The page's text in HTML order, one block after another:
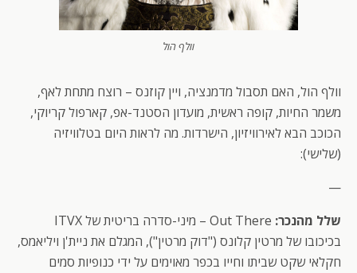
וולף הול
וולף הול, האם תסבול מדמנציה, ויין קוזנס – רוצח מתחת לאף,
משמר החיות, קופה ראשית, מועדון הסטנד-אפ, קארפול קריוקי,
הכוכב הבא לאירוויזיון, הישרדות. מה לראות היום בטלוויזיה
(שלישי):
—
שלל מהנכר:
Out There – מיני-סדרה בריטית של ITVX
בכיכובו של מרטין קלונס ("דוק מרטין"), המגלם את ניית'ן ויליאמס,
חקלאי שקט שביתו וחייו בכפר מאוימים על ידי כנופיות סמים